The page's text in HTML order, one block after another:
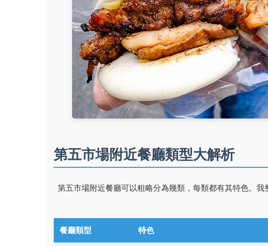
第五市場附近餐廳類型大解析
第五市場附近餐廳可以粗略分為幾類，每類都有其特色。我
餐廳類型 特色